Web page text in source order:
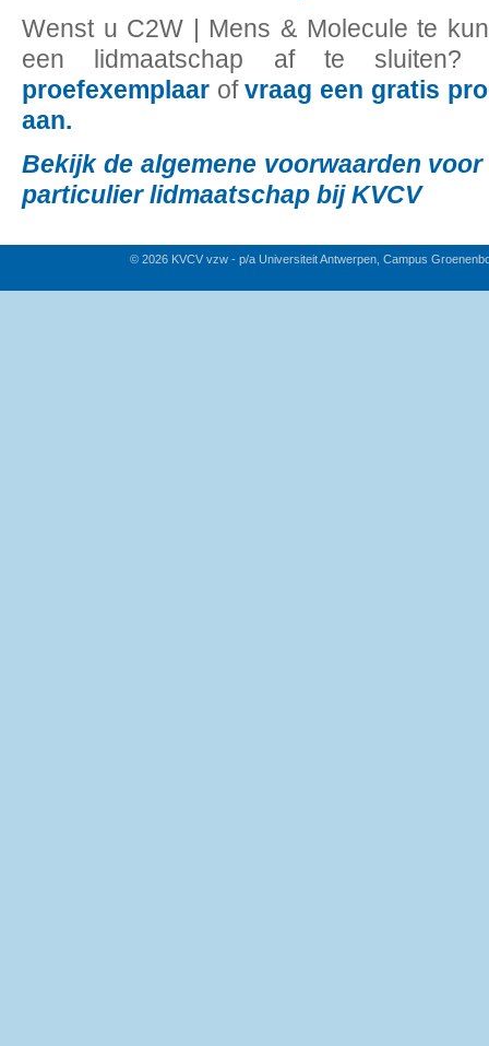
Wenst u C2W | Mens & Molecule te
een lidmaatschap af te
proefexemplaar ofvraag een gratis
aan.
Bekijk de algemene voorwaarden
particulier lidmaatschap bij KVCV
© 2026 KVCV vzw - p/a Universiteit Antwerpen, Campus